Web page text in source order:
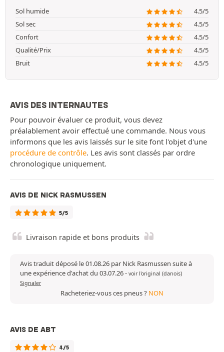
Sol humide
4.5/5
Sol sec
4.5/5
Confort
4.5/5
Qualité/Prix
4.5/5
Bruit
4.5/5
AVIS DES INTERNAUTES
Pour pouvoir évaluer ce produit, vous devez
préalablement avoir effectué une commande. Nous vous
informons que les avis laissés sur le site font l'objet d'une
procédure de contrôle. Les avis sont classés par ordre
chronologique uniquement.
AVIS DE NICK RASMUSSEN
5/5
Livraison rapide et bons produits
Avis traduit déposé le 01.08.26 par Nick Rasmussen suite à
une expérience d'achat du 03.07.26- voir l'original (danois)
Signaler
Racheteriez-vous ces pneus ? NON
AVIS DE ABT
4/5